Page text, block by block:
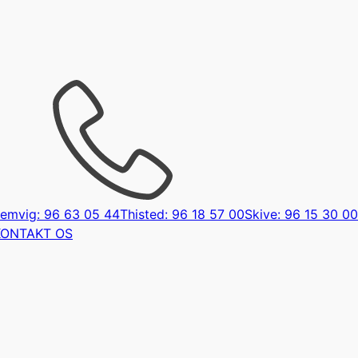
96 63 05 44Thisted: 96 18 57 00Skive: 96 15 30 00
OS